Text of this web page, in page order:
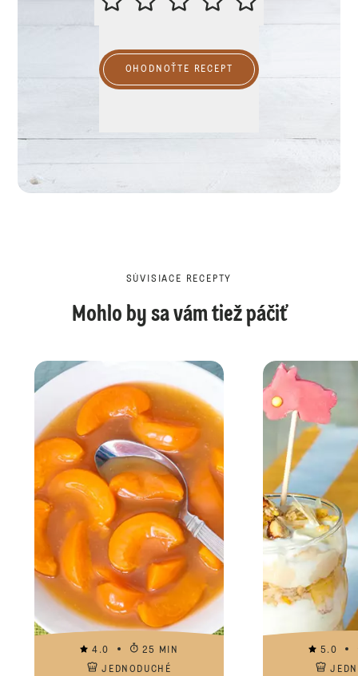
OHODNOŤTE RECEPT
SÚVISIACE RECEPTY
Mohlo by sa vám tiež páčiť
4.0
25 MIN
JEDNODUCHÉ
5.0